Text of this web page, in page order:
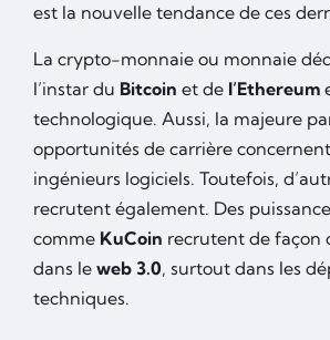
est la nouvelle tendance de ces
La crypto-monnaie ou monnaie
l’instar du Bitcoin et de l’Ethereum
technologique. Aussi, la majeure
opportunités de carrière
ingénieurs logiciels. Toutefois,
recrutent également. Des
comme KuCoin recrutent de façon
dans le web 3.0, surtout dans les
techniques.